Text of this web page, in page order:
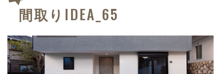
間取り IDEA_65